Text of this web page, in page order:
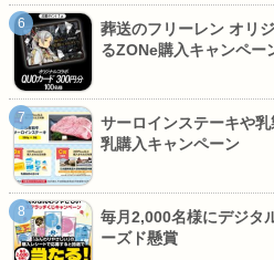
葬送のフリーレン オリ
るZONe購入キャンペー
サーロインステーキや
乳購入キャンペーン
毎月2,000名様にデジタ
ーズド懸賞